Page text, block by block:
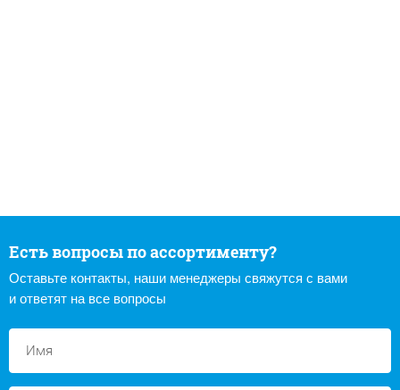
Есть вопросы по ассортименту?
Оставьте контакты, наши менеджеры свяжутся с вами
и ответят на все вопросы